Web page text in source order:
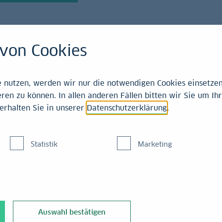
Hoffen
erwarten, der
Straße von
Cookies
nutzen, werden wir nur die notwendigen Cookies
zu können. In allen anderen Fällen bitten wir Sie um
Sie in unserer Datenschutzerklärung.
Statistik Marketing
Auswahl bestätigen